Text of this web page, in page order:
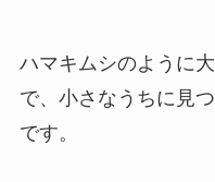
ハマキムシのように
で、小さなうちに見
です。